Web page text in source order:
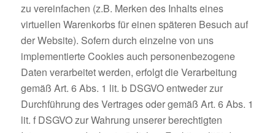
zu vereinfachen (z.B. Merken des Inhalts eines
virtuellen Warenkorbs für einen späteren Besuch auf
der Website). Sofern durch einzelne von uns
implementierte Cookies auch personenbezogene
Daten verarbeitet werden, erfolgt die Verarbeitung
gemäß Art. 6 Abs. 1 lit. b DSGVO entweder zur
Durchführung des Vertrages oder gemäß Art. 6 Abs. 1
lit. f DSGVO zur Wahrung unserer berechtigten